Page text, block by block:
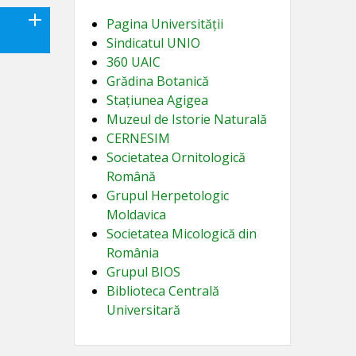
Pagina Universității
Sindicatul UNIO
360 UAIC
Grădina Botanică
Stațiunea Agigea
Muzeul de Istorie Naturală
CERNESIM
Societatea Ornitologică
Română
Grupul Herpetologic
Moldavica
Societatea Micologică din
România
Grupul BIOS
Biblioteca Centrală
Universitară